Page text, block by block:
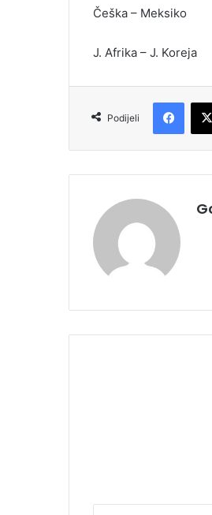
Češka – Meksiko
J. Afrika – J. Koreja
Podijeli